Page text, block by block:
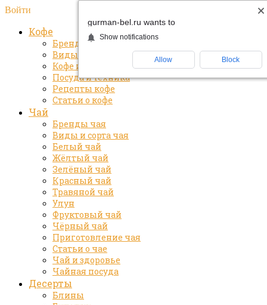
Войти
Кофе
Бренды кофе
Виды и сорта кофе
Кофе и здоровье
Посуда и техника
Рецепты кофе
Статьи о кофе
Чай
Бренды чая
Виды и сорта чая
Белый чай
Жёлтый чай
Зелёный чай
Красный чай
Травяной чай
Улун
Фруктовый чай
Чёрный чай
Приготовление чая
Статьи о чае
Чай и здоровье
Чайная посуда
Десерты
Блины
gurman-bel.ru wants to
Show notifications
Allow Block